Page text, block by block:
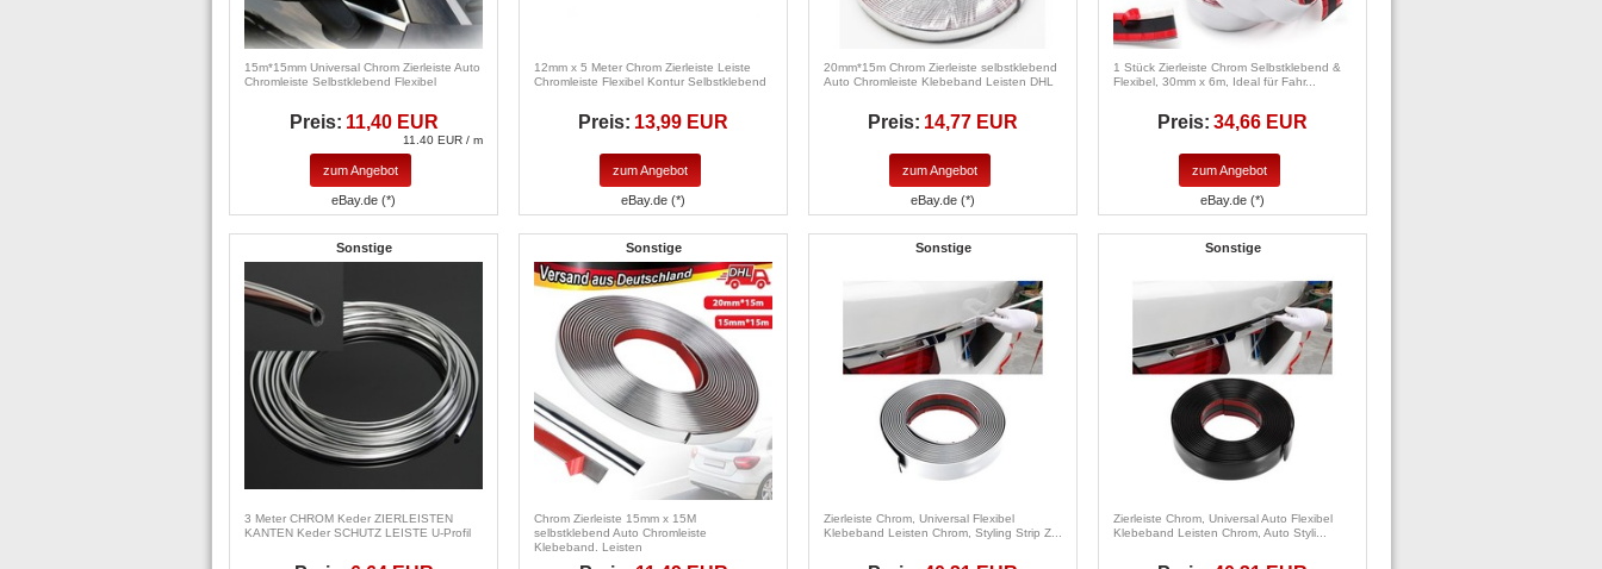
15m*15mm Universal Chrom Zierleiste Auto
Chromleiste Selbstklebend Flexibel
Preis: 11,40 EUR
11.40 EUR / m
zum Angebot
eBay.de (*)
12mm x 5 Meter Chrom Zierleiste Leiste
Chromleiste Flexibel Kontur Selbstklebend
Preis: 13,99 EUR
zum Angebot
eBay.de (*)
20mm*15m Chrom Zierleiste selbstklebend
Auto Chromleiste Klebeband Leisten DHL
Preis: 14,77 EUR
zum Angebot
eBay.de (*)
1 Stück Zierleiste Chrom Selbstklebend &
Flexibel, 30mm x 6m, Ideal für Fahr...
Preis: 34,66 EUR
zum Angebot
eBay.de (*)
Sonstige
3 Meter CHROM Keder ZIERLEISTEN
KANTEN Keder SCHUTZ LEISTE U-Profil
Sonstige
Chrom Zierleiste 15mm x 15M
selbstklebend Auto Chromleiste
Klebeband. Leisten
Sonstige
Zierleiste Chrom, Universal Flexibel
Klebeband Leisten Chrom, Styling Strip Z...
Sonstige
Zierleiste Chrom, Universal Auto Flexibel
Klebeband Leisten Chrom, Auto Styli...